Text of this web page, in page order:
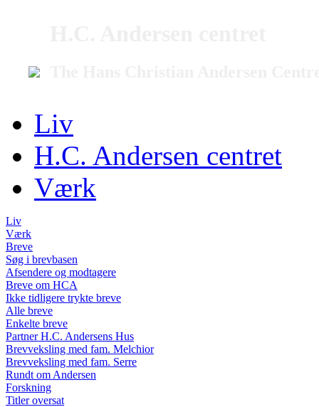
Liv
H.C. Andersen centret
Værk
Liv
Værk
Breve
Søg i brevbasen
Afsendere og modtagere
Breve om HCA
Ikke tidligere trykte breve
Alle breve
Enkelte breve
Partner H.C. Andersens Hus
Brevveksling med fam. Melchior
Brevveksling med fam. Serre
Rundt om Andersen
Forskning
Titler oversat